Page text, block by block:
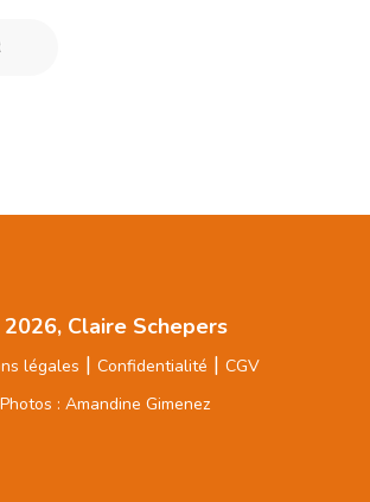
Claire Schepers
légales | Confidentialité | CGV
Photos : Amandine Gimenez